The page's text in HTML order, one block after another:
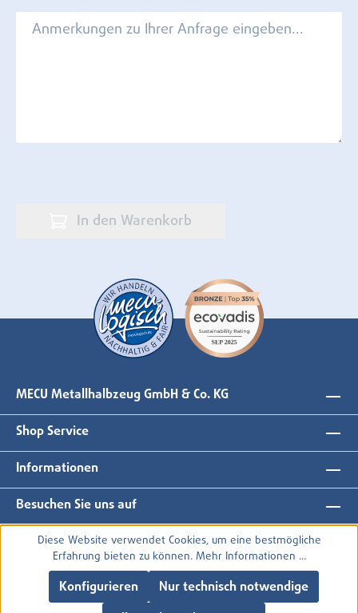
In den Warenkorb
MECU Metallhalbzeug GmbH & Co. KG
Shop Service
Informationen
Besuchen Sie uns auf
Diese Website verwendet Cookies, um eine bestmögliche
Erfahrung bieten zu können. Mehr Informationen ...
Nur technisch notwendige
Konfigurieren